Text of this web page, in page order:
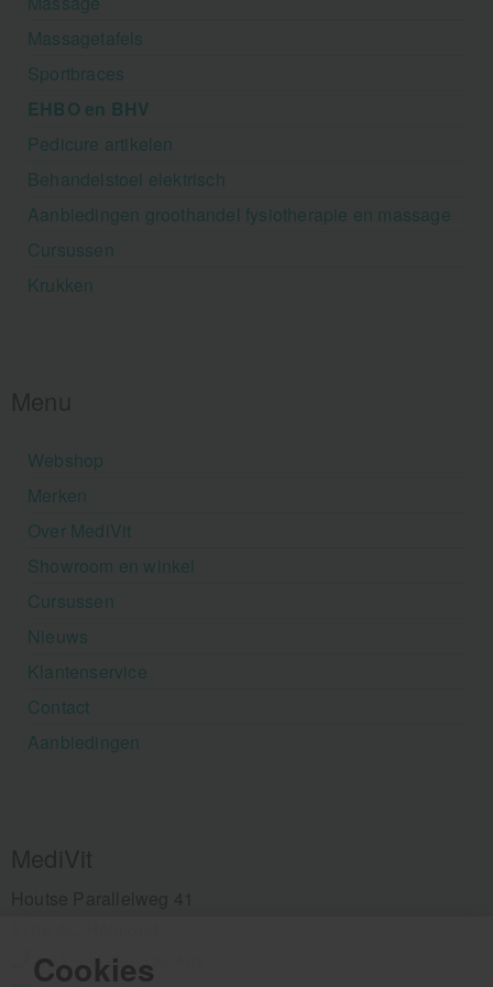
Cookies
Massagetafels
Sportbraces
EHBO en BHV
Pedicure artikelen
Behandelstoel elektrisch
Aanbiedingen groothandel fysiotherapie en massage
Cursussen
Krukken
Webshop
Merken
Over MediVit
Showroom en winkel
Cursussen
Nieuws
Klantenservice
Contact
Aanbiedingen
+31 (0)492 - 792 482